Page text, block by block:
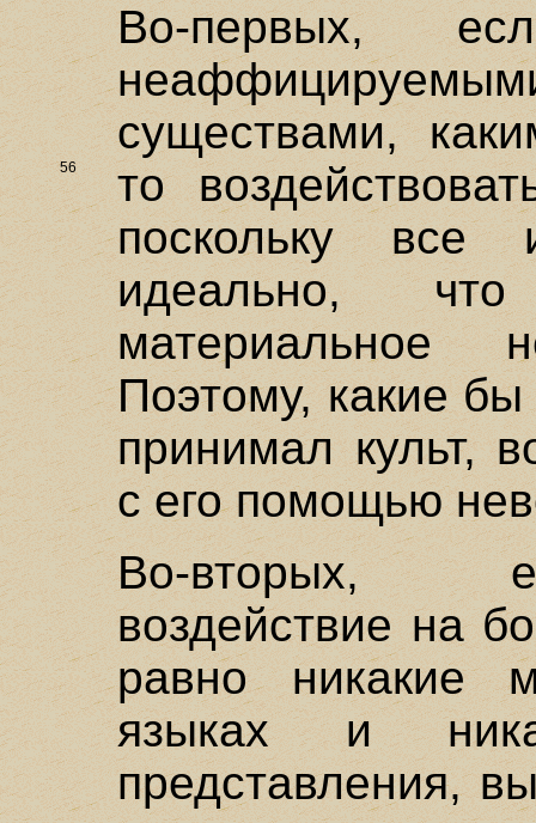
Во-первых,
существами,
то
56
поскольку все
идеально,
материальное
Поэтому, какие
принимал культ,
с его помощью
Во-вторых,
воздействие на
равно никакие
языках и
представления,